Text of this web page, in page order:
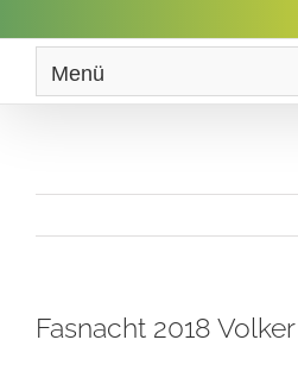
Menü
Fasnacht 2018 Volker